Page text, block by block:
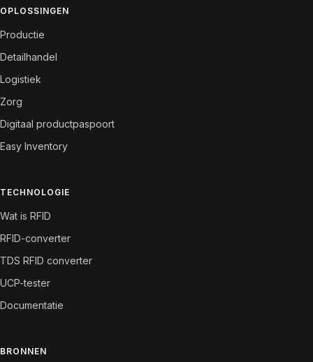
OPLOSSINGEN
Productie
Detailhandel
Logistiek
Zorg
Digitaal productpaspoort
Easy Inventory
TECHNOLOGIE
Wat is RFID
RFID-converter
TDS RFID converter
UCP-tester
Documentatie
BRONNEN